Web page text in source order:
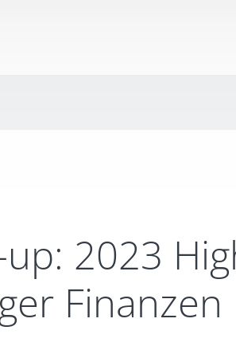
2023
Finanzen